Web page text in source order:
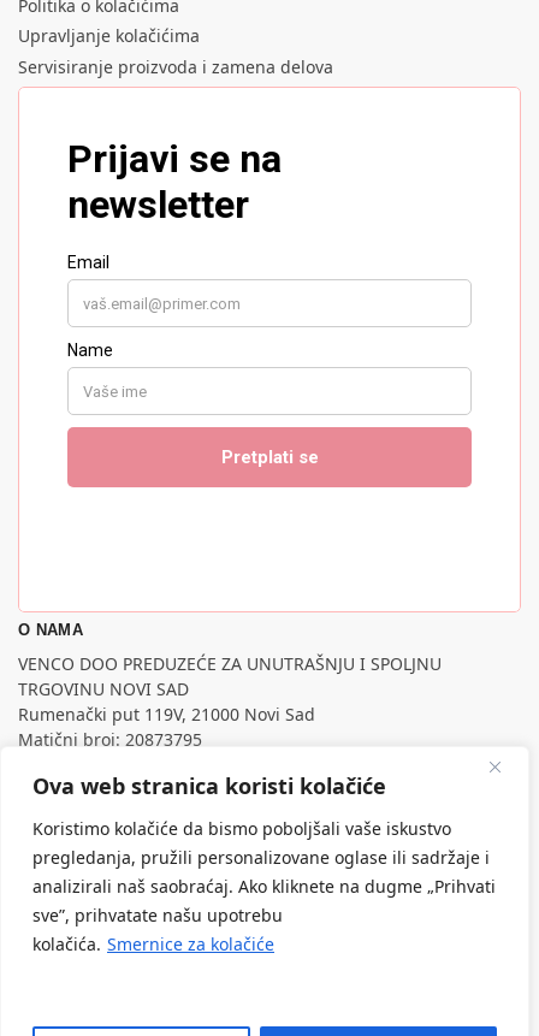
Ova web stranica koristi kolačiće
Koristimo kolačiće da bismo poboljšali vaše iskustvo
pregledanja, pružili personalizovane oglase ili sadržaje i
analizirali naš saobraćaj. Ako kliknete na dugme „Prihvati
sve”, prihvatate našu upotrebu
kolačića. Smernice za kolačiće
Politika o kolačićima
Upravljanje kolačićima
Servisiranje proizvoda i zamena delova
O NAMA
VENCO DOO PREDUZEĆE ZA UNUTRAŠNJU I SPOLJNU
TRGOVINU NOVI SAD
Rumenački put 119V, 21000 Novi Sad
Matični broj: 20873795
Nastojimo da budemo što precizniji u opisu proizvoda,
prikazu slika i samih cena, ali ne možemo garantovati da su
sve informacije kompletne i bez grešaka.
Svi artikli prikazani na sajtu su deo naše ponude, ali ne
podrazumeva da su dostupni u svakom trenutku.